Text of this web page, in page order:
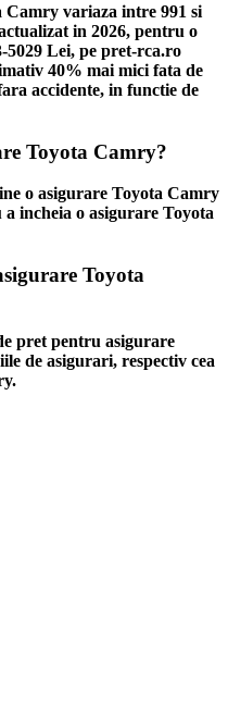
variaza intre 991 si
in 2026, pentru o
5029 Lei, pe pret-rca.ro
40% mai mici fata de
accidente, in functie de
Toyota Camry?
o asigurare Toyota Camry
incheia o asigurare Toyota
Toyota
pret pentru asigurare
de asigurari, respectiv cea